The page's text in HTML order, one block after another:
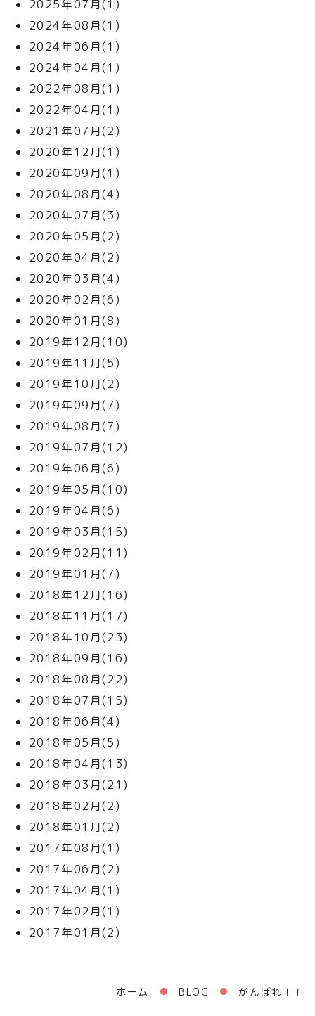
2025年07月(1)
2024年08月(1)
2024年06月(1)
2024年04月(1)
2022年08月(1)
2022年04月(1)
2021年07月(2)
2020年12月(1)
2020年09月(1)
2020年08月(4)
2020年07月(3)
2020年05月(2)
2020年04月(2)
2020年03月(4)
2020年02月(6)
2020年01月(8)
2019年12月(10)
2019年11月(5)
2019年10月(2)
2019年09月(7)
2019年08月(7)
2019年07月(12)
2019年06月(6)
2019年05月(10)
2019年04月(6)
2019年03月(15)
2019年02月(11)
2019年01月(7)
2018年12月(16)
2018年11月(17)
2018年10月(23)
2018年09月(16)
2018年08月(22)
2018年07月(15)
2018年06月(4)
2018年05月(5)
2018年04月(13)
2018年03月(21)
2018年02月(2)
2018年01月(2)
2017年08月(1)
2017年06月(2)
2017年04月(1)
2017年02月(1)
2017年01月(2)
ホーム BLOG がんばれ！！